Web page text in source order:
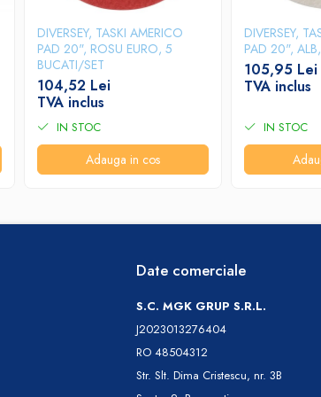
DIVERSEY, TASKI AMERICO
PAD 20", ROSU EURO, 5
BUCATI/SET
104,52 Lei
TVA inclus
IN STOC
Adauga in cos
DIVERSEY,
PAD 20",
105,95 Lei
TVA inclus
IN STOC
Date comerciale
S.C. MGK GRUP S.R.L.
J2023013276404
RO 48504312
Str. Slt. Dima Cristescu, nr. 3B